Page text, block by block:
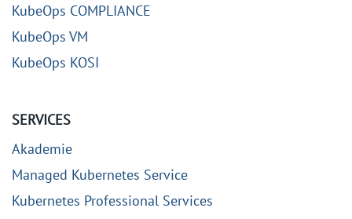
KubeOps COMPLIANCE
KubeOps VM
KubeOps KOSI
SERVICES
Akademie
Managed Kubernetes Service
Kubernetes Professional Services